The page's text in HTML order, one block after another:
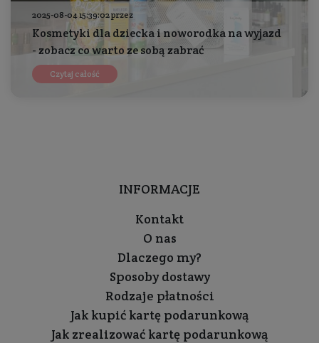
2025-08-04 15:39:02 przez
Kosmetyki dla dziecka i noworodka na wyjazd
- zobacz co warto ze sobą zabrać
Czytaj całość
INFORMACJE
Kontakt
O nas
Dlaczego my?
Sposoby dostawy
Rodzaje płatności
Jak kupić kartę podarunkową
Jak zrealizować kartę podarunkową